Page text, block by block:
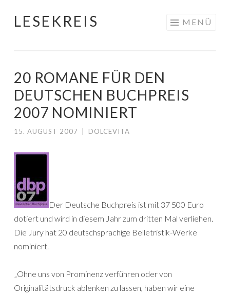
Springe
LESEKREIS MENÜ
20 ROMANE FÜR DEN
DEUTSCHEN BUCHPREIS
2007 NOMINIERT
15. AUGUST 2007 DOLCEVITA
Der Deutsche Buchpreis ist mit 37 500 Euro
dotiert und wird in diesem Jahr zum dritten Mal verliehen.
Die Jury hat 20 deutschsprachige Belletristik-Werke
nominiert.
„Ohne uns von Prominenz verführen oder von
Originalitätsdruck ablenken zu lassen, haben wir eine